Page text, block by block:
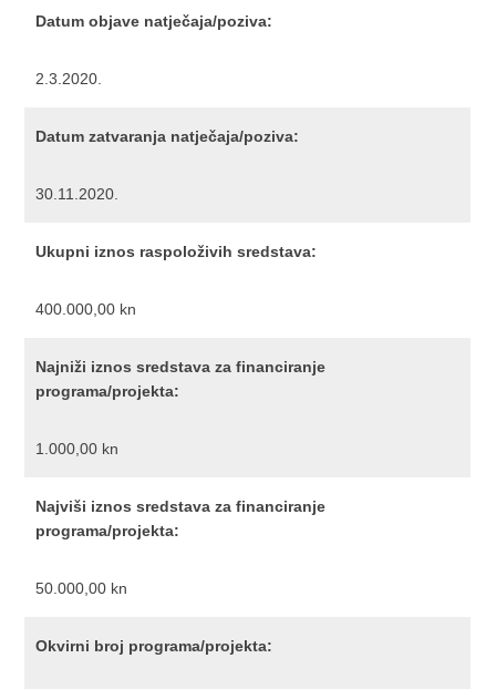
Datum objave natječaja/poziva:
2.3.2020.
Datum zatvaranja natječaja/poziva:
30.11.2020.
Ukupni iznos raspoloživih sredstava:
400.000,00 kn
Najniži iznos sredstava za financiranje
programa/projekta:
1.000,00 kn
Najviši iznos sredstava za financiranje
programa/projekta:
50.000,00 kn
Okvirni broj programa/projekta: